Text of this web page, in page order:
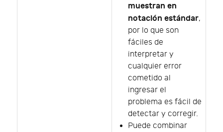
muestran en
notación estándar,
por lo que son
fáciles de
interpretar y
cualquier error
cometido al
ingresar el
problema es fácil de
detectar y corregir.
Puede combinar